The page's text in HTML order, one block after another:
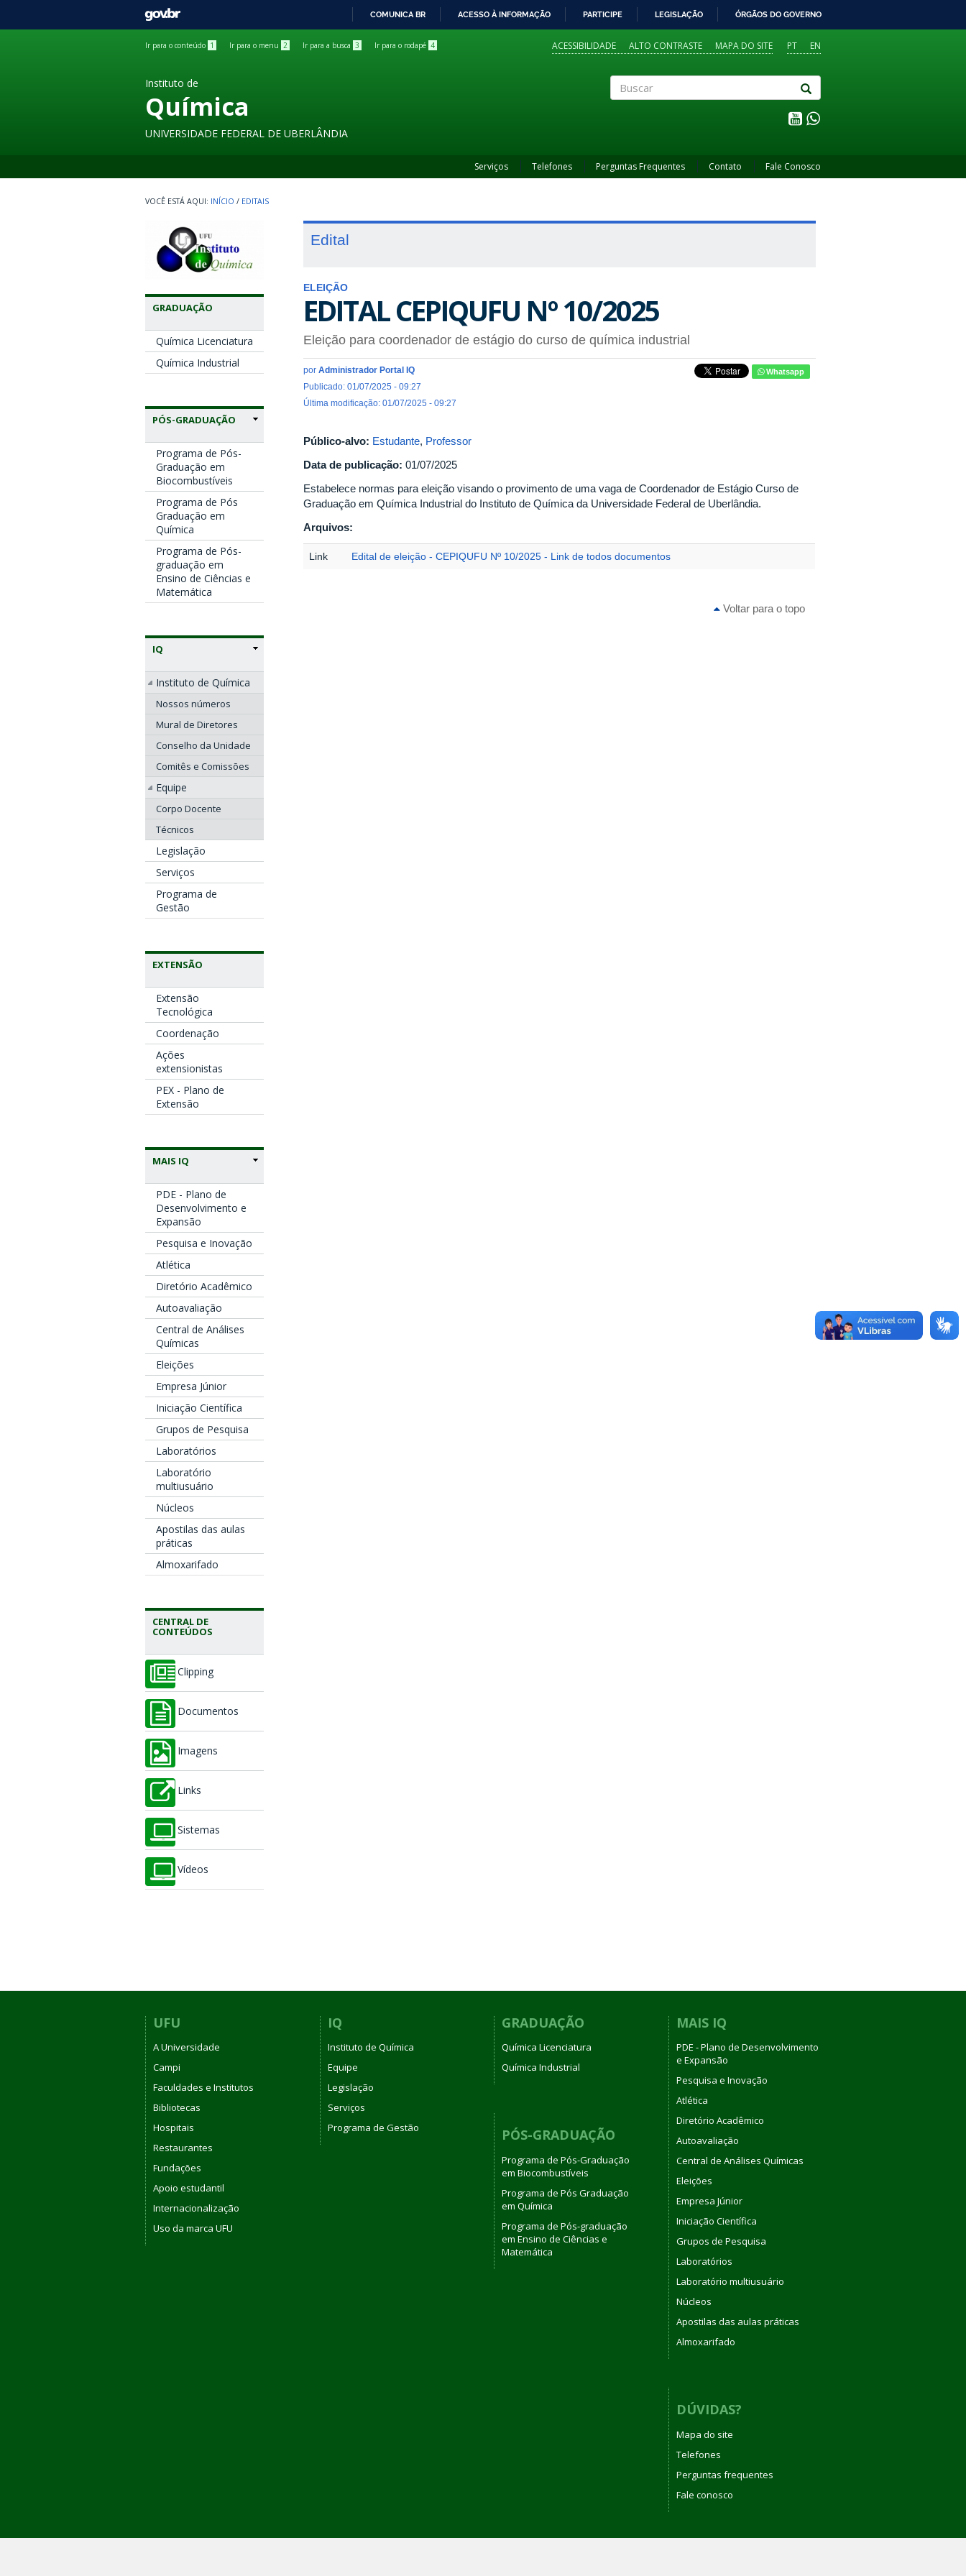
GOVBR
COMUNICA BR ACESSO À INFORMAÇÃO PARTICIPE LEGISLAÇÃO ÓRGÃOS DO GOVERNO
Ir para o conteúdo 1 Ir para o menu 2 Ir para a busca 3 Ir para o rodapé 4 PT EN
ACESSIBILIDADE ALTO CONTRASTE MAPA DO SITE
Instituto de
Química
UNIVERSIDADE FEDERAL DE UBERLÂNDIA
Serviços Telefones Perguntas Frequentes Contato Fale Conosco
INÍCIO / EDITAIS
GRADUAÇÃO
Química Licenciatura
Química Industrial
PÓS-GRADUAÇÃO
Programa de Pós-
Graduação em
Biocombustíveis
Programa de Pós
Graduação em
Química
Programa de Pós-
graduação em
Ensino de Ciências e
Matemática
IQ
Instituto de Química
Nossos números
Mural de Diretores
Conselho da Unidade
Comitês e Comissões
Equipe
Corpo Docente
Técnicos
Legislação
Serviços
Programa de
Gestão
EXTENSÃO
Extensão
Tecnológica
Coordenação
Ações
extensionistas
PEX - Plano de
Extensão
MAIS IQ
PDE - Plano de
Desenvolvimento e
Expansão
Pesquisa e Inovação
Atlética
Diretório Acadêmico
Autoavaliação
Central de Análises
Químicas
Eleições
Empresa Júnior
Iniciação Científica
Grupos de Pesquisa
Laboratórios
Laboratório
multiusuário
Núcleos
Apostilas das aulas
práticas
Almoxarifado
CENTRAL DE
CONTEÚDOS
Clipping
Documentos
Imagens
Links
Sistemas
Vídeos
Edital
ELEIÇÃO
EDITAL CEPIQUFU Nº 10/2025
Eleição para coordenador de estágio do curso de química industrial
por Administrador Portal IQ
Publicado: 01/07/2025 - 09:27
Última modificação: 01/07/2025 - 09:27
Whatsapp
Público-alvo: Estudante, Professor
Data de publicação: 01/07/2025
Estabelece normas para eleição visando o provimento de uma vaga de Coordenador de Estágio Curso de
Graduação em Química Industrial do Instituto de Química da Universidade Federal de Uberlândia.
Arquivos:
Link Edital de eleição - CEPIQUFU Nº 10/2025 - Link de todos documentos
Voltar para o topo
UFU
A Universidade
Campi
Faculdades e Institutos
Bibliotecas
Hospitais
Restaurantes
Fundações
Apoio estudantil
Internacionalização
Uso da marca UFU
IQ
Instituto de Química
Equipe
Legislação
Serviços
Programa de Gestão
GRADUAÇÃO
Química Licenciatura
Química Industrial
PÓS-GRADUAÇÃO
Programa de Pós-Graduação
em Biocombustíveis
Programa de Pós Graduação
em Química
Programa de Pós-graduação
em Ensino de Ciências e
Matemática
MAIS IQ
PDE - Plano de Desenvolvimento
e Expansão
Pesquisa e Inovação
Atlética
Diretório Acadêmico
Autoavaliação
Central de Análises Químicas
Eleições
Empresa Júnior
Iniciação Científica
Grupos de Pesquisa
Laboratórios
Laboratório multiusuário
Núcleos
Apostilas das aulas práticas
Almoxarifado
DÚVIDAS?
Mapa do site
Telefones
Perguntas frequentes
Fale conosco